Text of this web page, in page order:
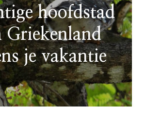
hoofdstad
Griekenland
je vakantie